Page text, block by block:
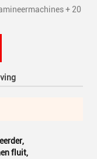
+ 20
,
fluit,